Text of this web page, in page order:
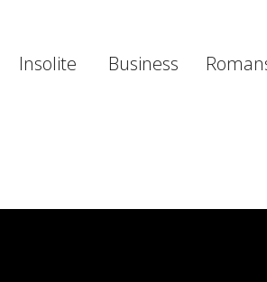
Insolite Business